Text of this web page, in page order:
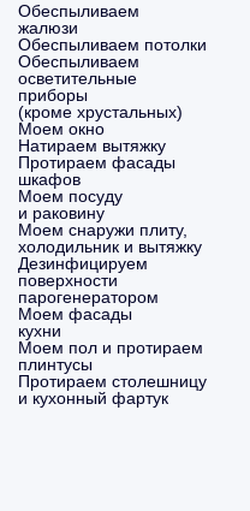
Обеспыливаем
жалюзи
Обеспыливаем потолки
Обеспыливаем
осветительные
приборы
(кроме хрустальных)
Моем окно
Натираем вытяжку
Протираем фасады
шкафов
Моем посуду
и раковину
Моем снаружи плиту,
холодильник и вытяжку
Дезинфицируем
поверхности
парогенератором
Моем фасады
кухни
Моем пол и протираем
плинтусы
Протираем столешницу
и кухонный фартук